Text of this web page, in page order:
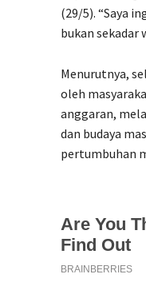
(29/5). “Saya
bukan sekadar
Menurutnya,
oleh
anggaran,
dan budaya
pertumbuhan